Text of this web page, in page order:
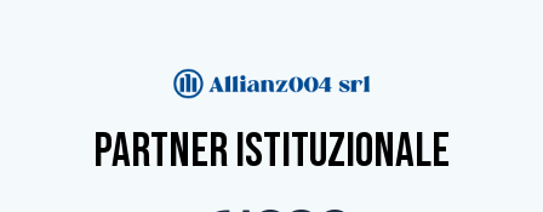
partner istituzionale